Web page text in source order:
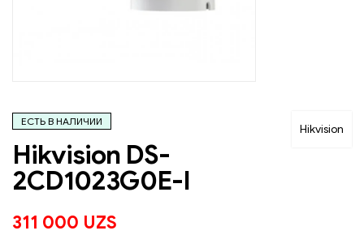
Hikvision
ЕСТЬ В НАЛИЧИИ
Hikvision DS-
2CD1023G0E-I
311 000 UZS